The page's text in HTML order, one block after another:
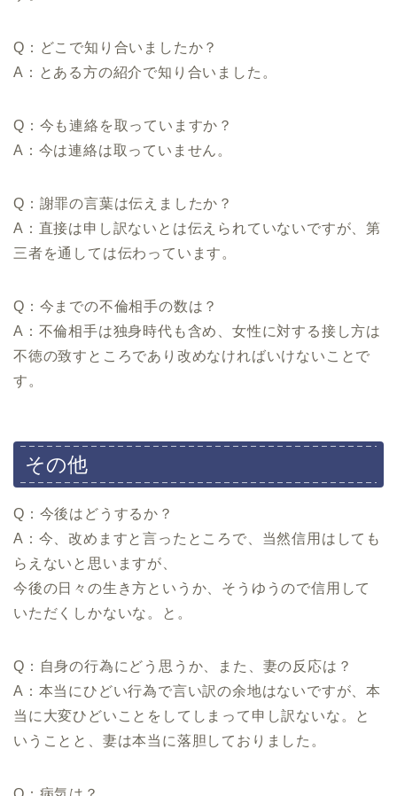
Q：どこで知り合いましたか？
A：とある方の紹介で知り合いました。
Q：今も連絡を取っていますか？
A：今は連絡は取っていません。
Q：謝罪の言葉は伝えましたか？
A：直接は申し訳ないとは伝えられていないですが、第
三者を通しては伝わっています。
Q：今までの不倫相手の数は？
A：不倫相手は独身時代も含め、女性に対する接し方は
不徳の致すところであり改めなければいけないことで
す。
その他
Q：今後はどうするか？
A：今、改めますと言ったところで、当然信用はしても
らえないと思いますが、
今後の日々の生き方というか、そうゆうので信用して
いただくしかないな。と。
Q：自身の行為にどう思うか、また、妻の反応は？
A：本当にひどい行為で言い訳の余地はないですが、本
当に大変ひどいことをしてしまって申し訳ないな。と
いうことと、妻は本当に落胆しておりました。